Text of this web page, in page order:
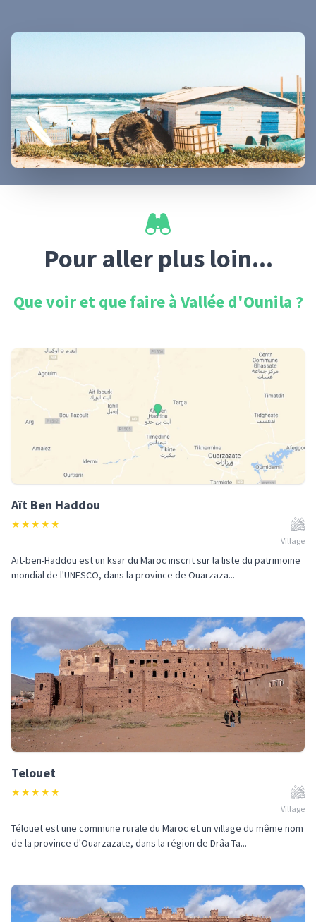
Pour aller plus loin...
Que voir et que faire àVallée d'Ounila ?
Aït Ben Haddou
★★★★★
Village
Aït-ben-Haddou est un ksar du Maroc inscrit sur la liste du patrimoine
mondial de l'UNESCO, dans la province de Ouarzaza...
Telouet
★★★★★
Village
Télouet est une commune rurale du Maroc et un village du même nom
de la province d'Ouarzazate, dans la région de Drâa-Ta...